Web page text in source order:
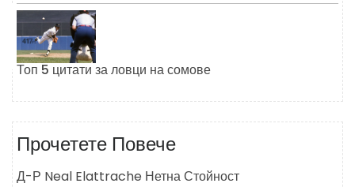
Топ 5 цитати за ловци на сомове
Прочетете Повече
Д-Р Neal Elattrache Нетна Стойност